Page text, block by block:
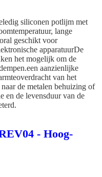
siliconen potlijm met
lange
geschikt voor
apparatuurDe
het mogelijk om de
aanzienlijke
van het
de metalen behuizing of
en de levensduur van de
- Hoog-